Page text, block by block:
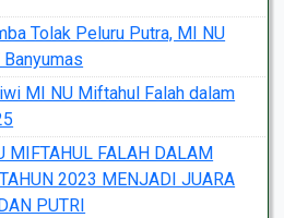
Tolak Peluru Putra, MI NU
MI NU Miftahul Falah dalam
MIFTAHUL FALAH DALAM
2023 MENJADI JUARA
PUTRI